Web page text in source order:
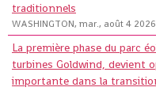
traditionnels
WASHINGTON, mar., août 4
La première phase du parc
turbines Goldwind, devient
importante dans la